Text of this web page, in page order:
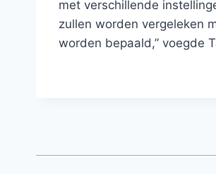
met verschillende
zullen worden vergeleken
worden bepaald,” voegde